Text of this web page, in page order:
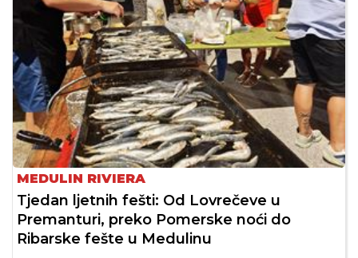
MEDULIN RIVIERA
Tjedan ljetnih fešti: Od Lovrečeve u
Premanturi, preko Pomerske noći do
Ribarske fešte u Medulinu